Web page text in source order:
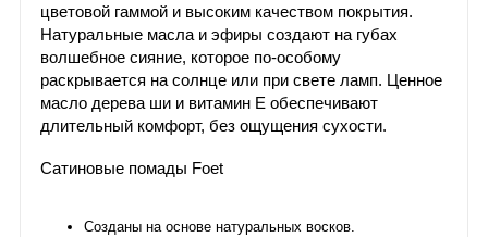
цветовой гаммой и высоким качеством покрытия.
Натуральные масла и эфиры создают на губах
волшебное сияние, которое по-особому
раскрывается на солнце или при свете ламп. Ценное
масло дерева ши и витамин Е обеспечивают
длительный комфорт, без ощущения сухости.
Сатиновые помады Foet
Созданы на основе натуральных восков.